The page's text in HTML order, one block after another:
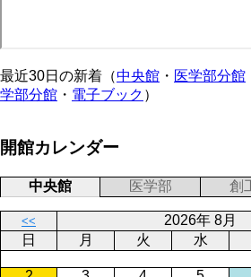
最近30日の新着（中央館 ・ 医学部分館
学部分館 ・ 電子ブック ）
開館カレンダー
中央館 医学部 創
<< 2026年 8月
日 月 火 水